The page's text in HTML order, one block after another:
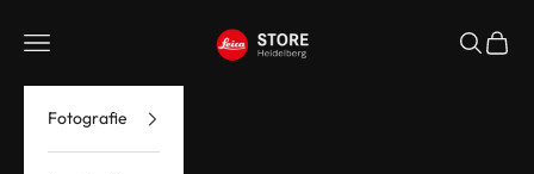
Leica Store Heidelberg
Menü Suchen
Fotografie